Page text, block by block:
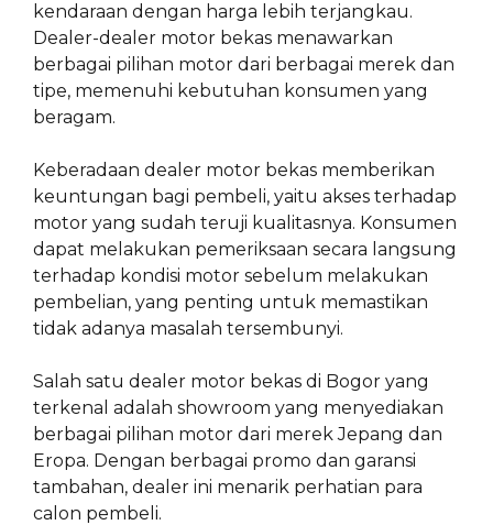
kendaraan dengan harga lebih terjangkau.
Dealer-dealer motor bekas menawarkan
berbagai pilihan motor dari berbagai merek dan
tipe, memenuhi kebutuhan konsumen yang
beragam.
Keberadaan dealer motor bekas memberikan
keuntungan bagi pembeli, yaitu akses terhadap
motor yang sudah teruji kualitasnya. Konsumen
dapat melakukan pemeriksaan secara langsung
terhadap kondisi motor sebelum melakukan
pembelian, yang penting untuk memastikan
tidak adanya masalah tersembunyi.
Salah satu dealer motor bekas di Bogor yang
terkenal adalah showroom yang menyediakan
berbagai pilihan motor dari merek Jepang dan
Eropa. Dengan berbagai promo dan garansi
tambahan, dealer ini menarik perhatian para
calon pembeli.